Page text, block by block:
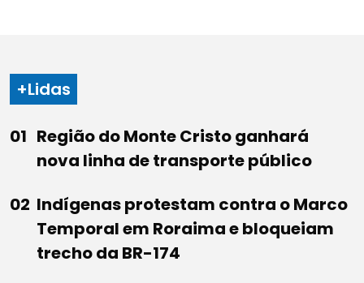
+Lidas
Região do Monte Cristo ganhará
nova linha de transporte público
Indígenas protestam contra o Marco
Temporal em Roraima e bloqueiam
trecho da BR-174